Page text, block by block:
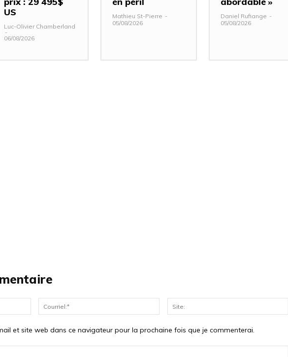
US
Luc-Olivier Chamberland
-
06/08/2026
Mathieu St-Pierre -
05/08/2026
Daniel Rufiange -
05/08/2026
et site web dans ce navigateur pour la prochaine fois que je commenterai.